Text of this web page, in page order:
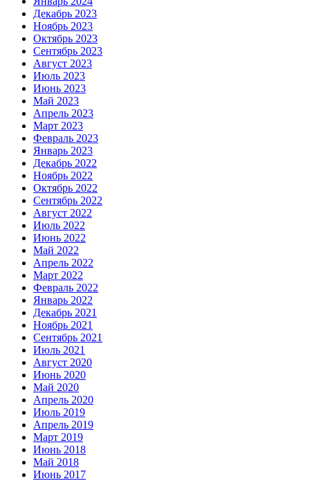
Декабрь 2023
Ноябрь 2023
Октябрь 2023
Сентябрь 2023
Август 2023
Июль 2023
Июнь 2023
Май 2023
Апрель 2023
Март 2023
Февраль 2023
Январь 2023
Декабрь 2022
Ноябрь 2022
Октябрь 2022
Сентябрь 2022
Август 2022
Июль 2022
Июнь 2022
Май 2022
Апрель 2022
Март 2022
Февраль 2022
Январь 2022
Декабрь 2021
Ноябрь 2021
Сентябрь 2021
Июль 2021
Август 2020
Июнь 2020
Май 2020
Апрель 2020
Июль 2019
Апрель 2019
Март 2019
Июнь 2018
Май 2018
Июнь 2017